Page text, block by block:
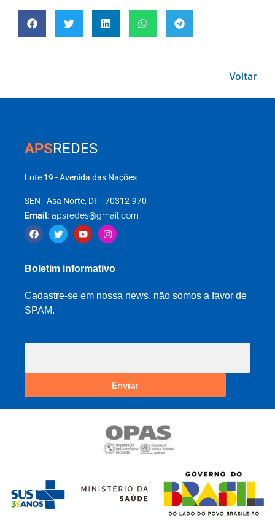
Voltar
APSREDES
Lote 19 - Avenida das Nações
SEN - Asa Norte, DF - 70312-970
Email: apsredes@gmail.com
Boletim informativo
Cadastre-se em nossa news, não somos a favor de
SPAM.
Enviar